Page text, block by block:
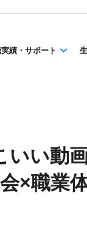
績・サポート
い動
×職業